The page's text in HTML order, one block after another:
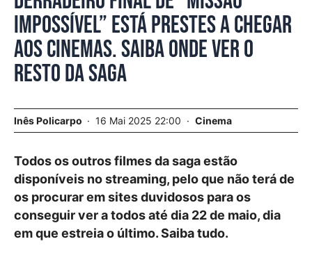
Impossível” está prestes a chegar
aos cinemas. Saiba onde ver o
resto da saga
Inês Policarpo 16 Mai 2025 22:00 Cinema
Todos os outros filmes da saga estão
disponíveis no streaming, pelo que não terá de
os procurar em sites duvidosos para os
conseguir ver a todos até dia 22 de maio, dia
em que estreia o último. Saiba tudo.